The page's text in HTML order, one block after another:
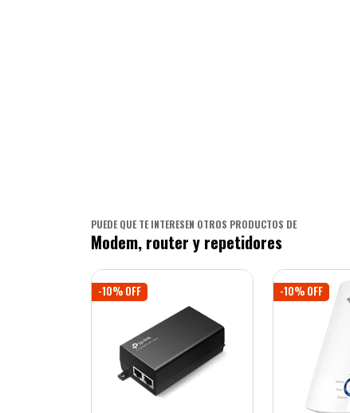
PUEDE QUE TE INTERESEN OTROS PRODUCTOS DE
Modem, router y repetidores
-10% OFF -10% OFF